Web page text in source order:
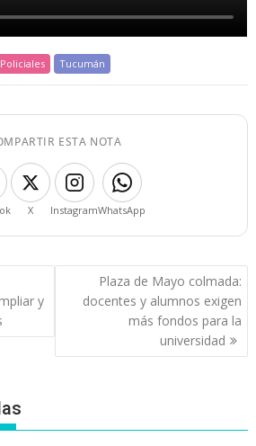
Policiales Tucumán
ESTA NOTA
X InstagramWhatsApp
y
Plaza de Mayo colmada:
docentes y alumnos exigen
más fondos para la
universidad